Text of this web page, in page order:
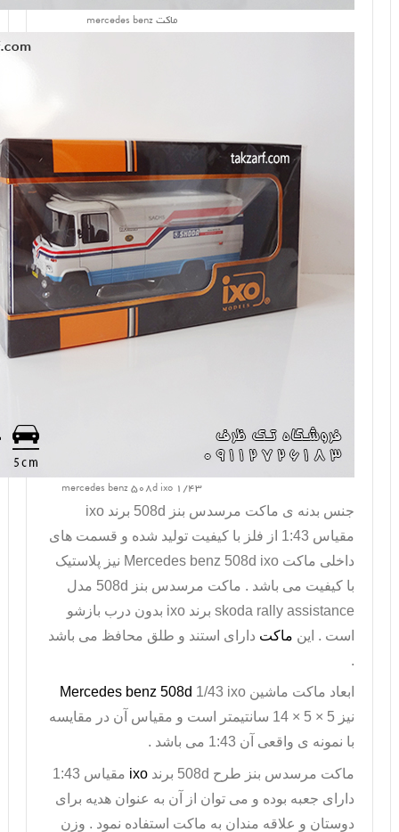
ماکت mercedes benz
mercedes benz 508d ixo 1/43
جنس بدنه ی ماکت مرسدس بنز 508d برند ixo
مقیاس 1:43 از فلز با کیفیت تولید شده و قسمت های
داخلی ماکت Mercedes benz 508d ixo نیز پلاستیک
با کیفیت می باشد . ماکت مرسدس بنز
508d مدل
skoda rally assistance برند ixo بدون درب بازشو
است . این ماکت دارای استند و طلق محافظ می باشد
.
ابعاد ماکت ماشین Mercedes benz 508d 1/43 ixo
نیز 5 × 5 × 14 سانتیمتر است و مقیاس آن در مقایسه
با نمونه ی واقعی آن 1:43 می باشد .
ماکت مرسدس بنز طرح 508d برند ixo
مقیاس 1:43
دارای جعبه بوده و می توان از آن به عنوان هدیه برای
دوستان و علاقه مندان به ماکت استفاده نمود . وزن